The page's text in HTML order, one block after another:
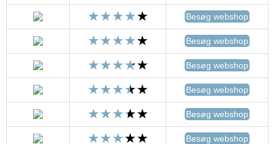
Besøg webshop
Besøg webshop
Besøg webshop
Besøg webshop
Besøg webshop
Besøg webshop